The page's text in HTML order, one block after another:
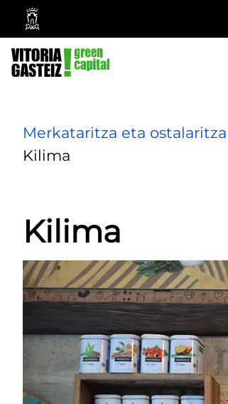
Vitoria-
Gasteizko
Udala
Merkataritza eta ostalaritza
Kilima
Kilima